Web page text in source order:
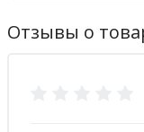
Отзывы о